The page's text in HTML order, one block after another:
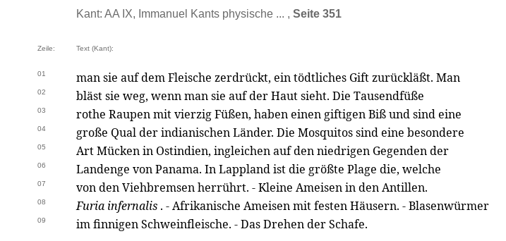
Kant: AA IX, Immanuel Kants physische ... , Seite 351
Zeile: Text (Kant):
01 man sie auf dem Fleische zerdrückt, ein tödtliches Gift zurückläßt. Man
02 bläst sie weg, wenn man sie auf der Haut sieht. Die Tausendfüße
03 rothe Raupen mit vierzig Füßen, haben einen giftigen Biß und sind eine
04 große Qual der indianischen Länder. Die Mosquitos sind eine besondere
05 Art Mücken in Ostindien, ingleichen auf den niedrigen Gegenden der
06 Landenge von Panama. In Lappland ist die größte Plage die, welche
07 von den Viehbremsen herrührt. - Kleine Ameisen in den Antillen.
08 Furia infernalis . - Afrikanische Ameisen mit festen Häusern. - Blasenwürmer
09 im finnigen Schweinfleische. - Das Drehen der Schafe.